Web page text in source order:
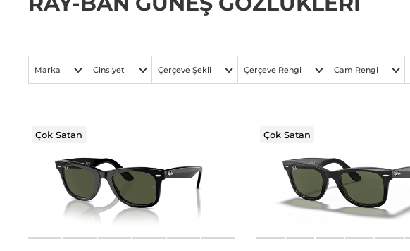
Marka Cinsiyet Çerçeve Şekli Çerçeve Rengi Cam Rengi
Çok Satan Çok Satan